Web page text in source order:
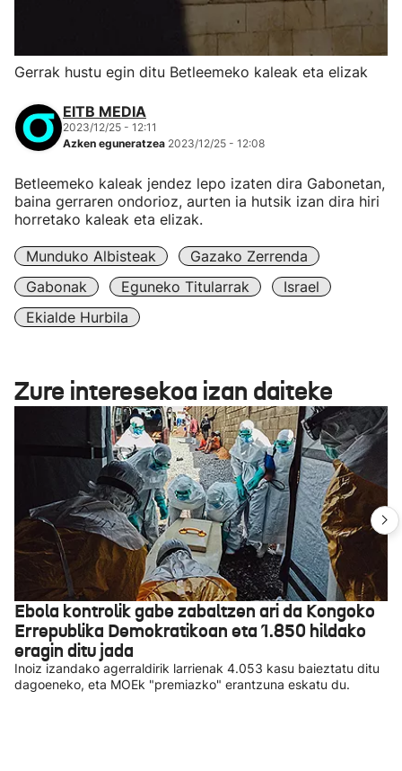
Gerrak hustu egin ditu Betleemeko kaleak eta elizak
EITB MEDIA
2023/12/25 - 12:11
Azken eguneratzea 2023/12/25 - 12:08
Betleemeko kaleak jendez lepo izaten dira Gabonetan,
baina gerraren ondorioz, aurten ia hutsik izan dira hiri
horretako kaleak eta elizak.
Munduko Albisteak
Gazako Zerrenda
Gabonak
Eguneko Titularrak
Israel
Ekialde Hurbila
Zure interesekoa izan daiteke
Ebola kontrolik gabe zabaltzen ari da Kongoko
Errepublika Demokratikoan eta 1.850 hildako
eragin ditu jada
Inoiz izandako agerraldirik larrienak 4.053 kasu baieztatu ditu
dagoeneko, eta MOEk "premiazko" erantzuna eskatu du.